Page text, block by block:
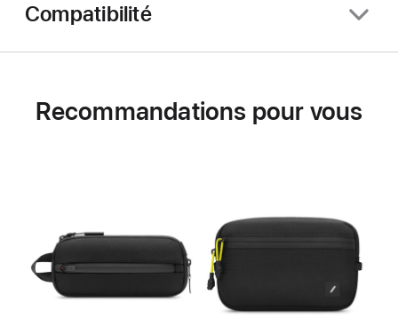
Compatibilité
Recommandations pour vous